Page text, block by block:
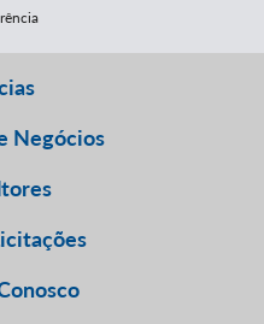
Negócios